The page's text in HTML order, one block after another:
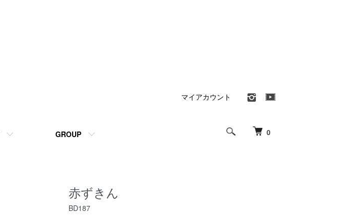
0
GROUP
マイアカウント
赤ずきん
BD187